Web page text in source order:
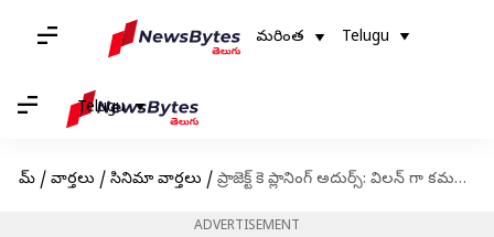
మరింత Telugu
Telugu
హోమ్ / వార్తలు / సినిమా వార్తలు / ప్రాజెక్ట్ కె ప్లానింగ్ అదుర్స్: విలన్ గా కమల్ హాసన్?
ADVERTISEMENT